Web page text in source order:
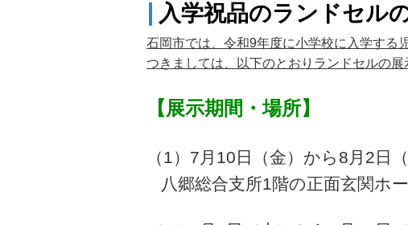
入学祝品のランドセル
石岡市では、令和9年度に小学校に入学する
つきましては、以下のとおりランドセルの展
【展示期間・場所】
（1）7月10日（金）から8月2日（
八郷総合支所1階の正面玄関ホ